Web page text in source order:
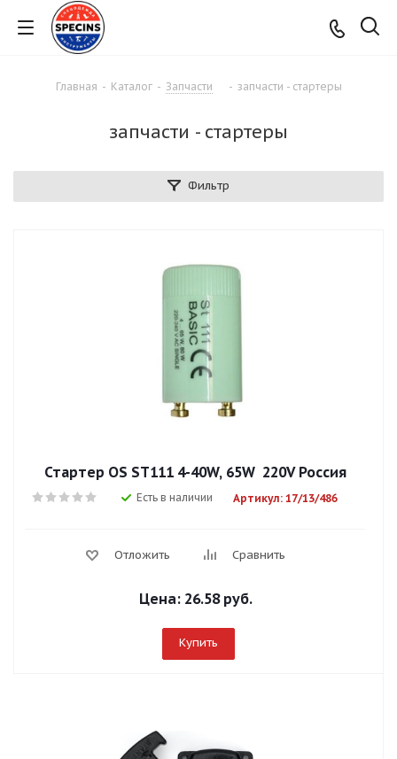
Главная - Каталог - Запчасти - запчасти - стартеры
запчасти - стартеры
Фильтр
Стартер OS ST111 4-40W, 65W 220V Россия
Есть в наличии Артикул: 17/13/486
Отложить Сравнить
Цена: 26.58 руб.
Купить